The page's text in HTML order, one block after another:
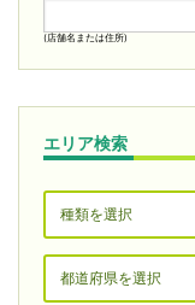
(店舗名または住所)
エリア検索